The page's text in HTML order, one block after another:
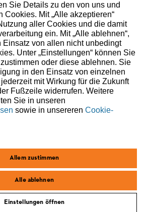
Sie Details zu den von uns und
Cookies. Mit „Alle akzeptieren“
aller Cookies und die damit
ein. Mit „Alle ablehnen“,
Einsatz von allen nicht unbedingt
Unter „Einstellungen“ können Sie
oder diese ablehnen. Sie
in den Einsatz von einzelnen
mit Wirkung für die Zukunft
Fußzeile widerrufen. Weitere
Sie in unseren
sowie in unsereren Cookie-
Allem zustimmen
Alle ablehnen
Einstellungen öffnen